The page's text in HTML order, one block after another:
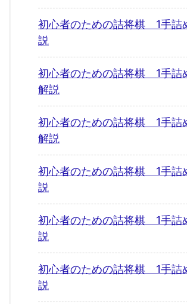
初心者のための詰将棋 1手
説
初心者のための詰将棋 1手
解説
初心者のための詰将棋 1手
解説
初心者のための詰将棋 1手
説
初心者のための詰将棋 1手
説
初心者のための詰将棋 1手
説